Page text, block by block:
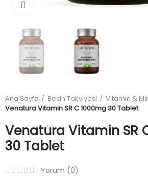
Ana Sayfa Besin Takviyesi
Vitamin &
Venatura Vitamin SR C 1000mg 30 Tablet
Venatura Vitamin SR
30 Tablet
Yorum (0)